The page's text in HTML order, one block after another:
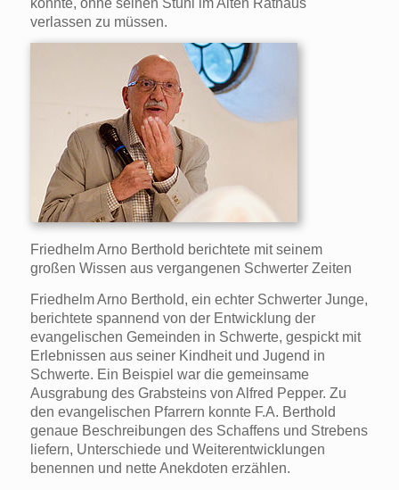
verlassen zu müssen.
Friedhelm Arno Berthold berichtete mit seinem
großen Wissen aus vergangenen Schwerter Zeiten
Friedhelm Arno Berthold, ein echter Schwerter Junge,
berichtete spannend von der Entwicklung der
evangelischen Gemeinden in Schwerte, gespickt mit
Erlebnissen aus seiner Kindheit und Jugend in
Schwerte. Ein Beispiel war die gemeinsame
Ausgrabung des Grabsteins von Alfred Pepper. Zu
den evangelischen Pfarrern konnte F.A. Berthold
genaue Beschreibungen des Schaffens und Strebens
liefern, Unterschiede und Weiterentwicklungen
benennen und nette Anekdoten erzählen.